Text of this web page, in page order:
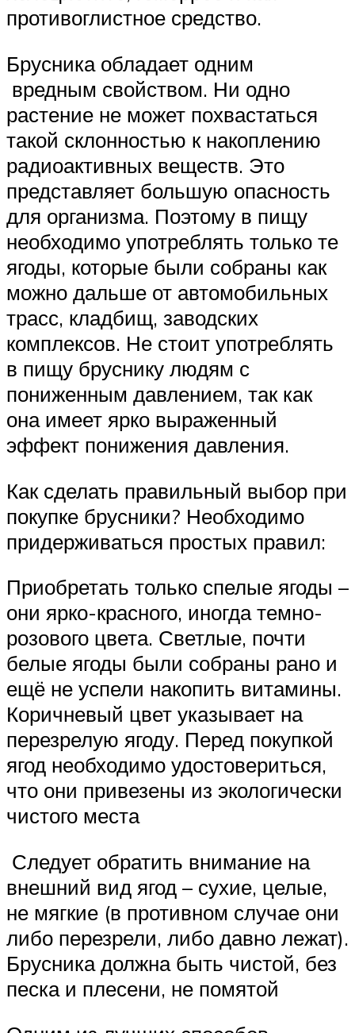
противоглистное средство.
Брусника обладает одним
вредным свойством. Ни одно
растение не может похвастаться
такой склонностью к накоплению
радиоактивных веществ. Это
представляет большую опасность
для организма. Поэтому в пищу
необходимо употреблять только те
ягоды, которые были собраны как
можно дальше от автомобильных
трасс, кладбищ, заводских
комплексов. Не стоит употреблять
в пищу бруснику людям с
пониженным давлением, так как
она имеет ярко выраженный
эффект понижения давления.
Как сделать правильный выбор при
покупке брусники? Необходимо
придерживаться простых правил:
Приобретать только спелые ягоды –
они ярко-красного, иногда темно-
розового цвета. Светлые, почти
белые ягоды были собраны рано и
ещё не успели накопить витамины.
Коричневый цвет указывает на
перезрелую ягоду. Перед покупкой
ягод необходимо удостовериться,
что они привезены из экологически
чистого места
Следует обратить внимание на
внешний вид ягод – сухие, целые,
не мягкие (в противном случае они
либо перезрели, либо давно лежат).
Брусника должна быть чистой, без
песка и плесени, не помятой